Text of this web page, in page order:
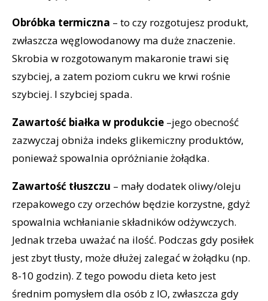
Obróbka termiczna – to czy rozgotujesz produkt,
zwłaszcza węglowodanowy ma duże znaczenie.
Skrobia w rozgotowanym makaronie trawi się
szybciej, a zatem poziom cukru we krwi rośnie
szybciej. I szybciej spada.
Zawartość białka w produkcie –jego obecność
zazwyczaj obniża indeks glikemiczny produktów,
ponieważ spowalnia opróżnianie żołądka.
Zawartość tłuszczu – mały dodatek oliwy/oleju
rzepakowego czy orzechów będzie korzystne, gdyż
spowalnia wchłanianie składników odżywczych.
Jednak trzeba uważać na ilość. Podczas gdy posiłek
jest zbyt tłusty, może dłużej zalegać w żołądku (np.
8-10 godzin). Z tego powodu dieta keto jest
średnim pomysłem dla osób z IO, zwłaszcza gdy